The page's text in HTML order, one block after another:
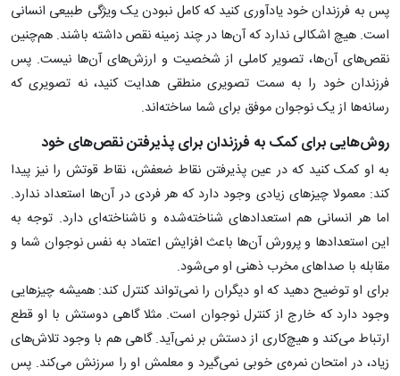
پس به فرزندان خود یادآوری کنید که کامل نبودن یک ویژگی طبیعی انسانی
است. هیچ اشکالی ندارد که آن‌ها در چند زمینه نقص داشته باشند. هم‌چنین
نقص‌های آن‌ها، تصویر کاملی از شخصیت و ارزش‌های آن‌ها نیست. پس
فرزندان خود را به سمت تصویری منطقی هدایت کنید، نه تصویری که
رسانه‌ها از یک نوجوان موفق برای شما ساخته‌اند.
روش‌هایی برای کمک به فرزندان برای پذیرفتن نقص‌های خود
به او کمک کنید که در عین پذیرفتن نقاط ضعفش، نقاط قوتش را نیز پیدا
کند: معمولا چیزهای زیادی وجود دارد که هر فردی در آن‌ها استعداد ندارد.
اما هر انسانی هم استعدادهای شناخته‌شده و ناشناخته‌ای دارد. توجه به
این استعدادها و پرورش‌ آن‌ها باعث افزایش اعتماد به نفس نوجوان شما و
مقابله با صداهای مخرب ذهنی او می‌شود.
برای او توضیح دهید که او دیگران را نمی‌تواند کنترل کند: همیشه چیزهایی
وجود دارد که خارج از کنترل نوجوان است. مثلا گاهی دوستش با او قطع
ارتباط می‌کند و هیچ‌کاری از دستش بر نمی‌آید. گاهی هم با وجود تلاش‌های
زیاد، در امتحان نمره‌ی خوبی نمی‌گیرد و معلمش او را سرزنش می‌کند. پس